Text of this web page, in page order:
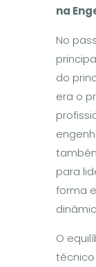
na
No
do
era o
para
forma
O